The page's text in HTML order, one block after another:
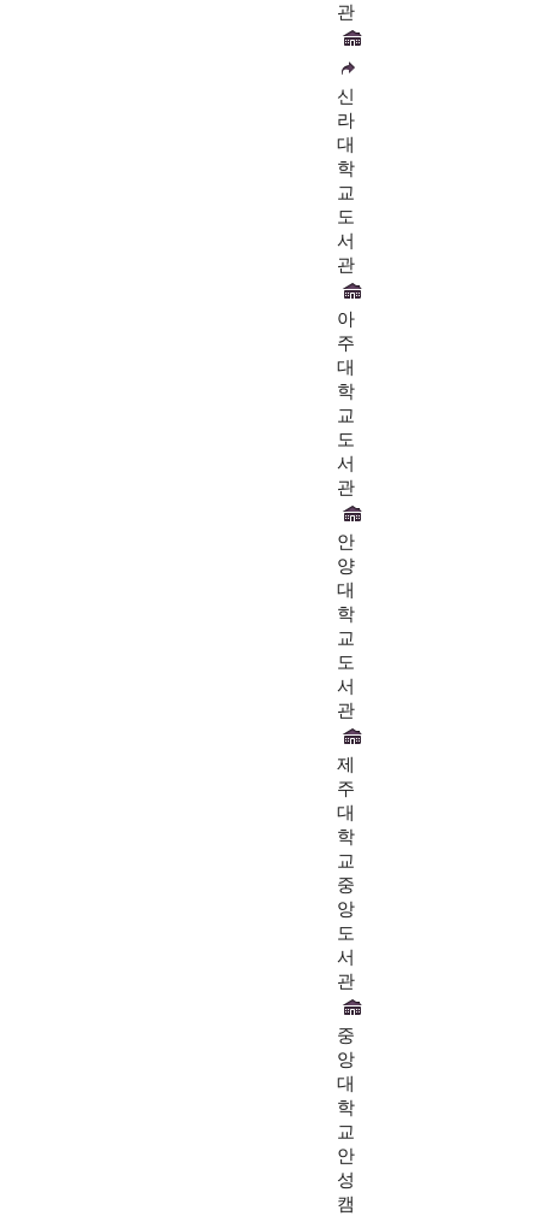
관
신
라
대
학
교
도
서
관
아
주
대
학
교
도
서
관
안
양
대
학
교
도
서
관
제
주
대
학
교
중
앙
도
서
관
중
앙
대
학
교
안
성
캠